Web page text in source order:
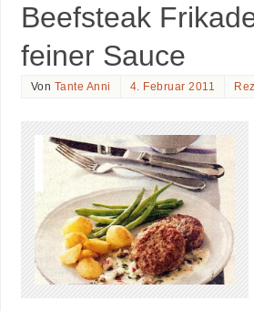
Beefsteak
feiner Sauce
Von Tante Anni 4. Februar 2011